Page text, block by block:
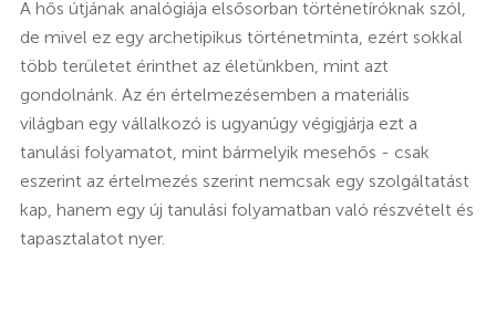
A hős útjának analógiája elsősorban történetíróknak szól,
de mivel ez egy archetipikus történetminta, ezért sokkal
több területet érinthet az életünkben, mint azt
gondolnánk. Az én értelmezésemben a materiális
világban egy vállalkozó is ugyanúgy végigjárja ezt a
tanulási folyamatot, mint bármelyik mesehős - csak
eszerint az értelmezés szerint nemcsak egy szolgáltatást
kap, hanem egy új tanulási folyamatban való részvételt és
tapasztalatot nyer.